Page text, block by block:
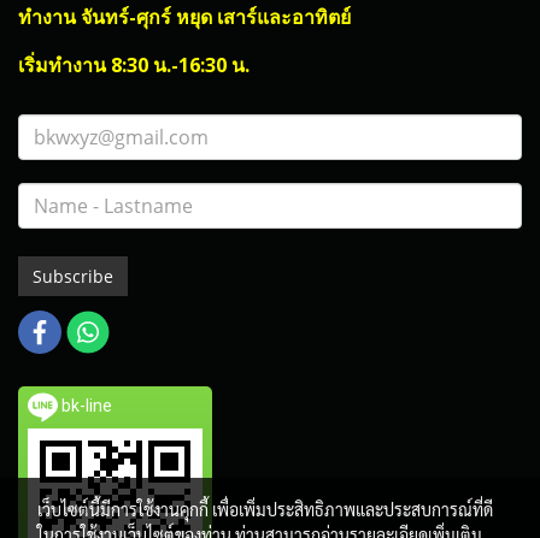
ทำงาน จันทร์-ศุกร์ หยุด เสาร์และอาทิตย์
เริ่มทำงาน 8:30 น.-16:30 น.
Subscribe
bk-line
เว็บไซต์นี้มีการใช้งานคุกกี้ เพื่อเพิ่มประสิทธิภาพและประสบการณ์ที่ดี